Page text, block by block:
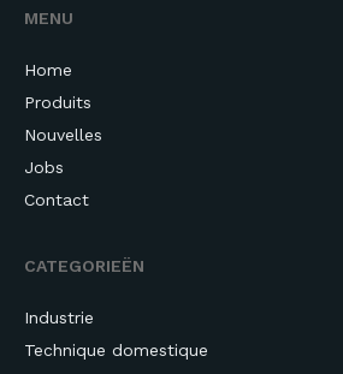
MENU
Home
Produits
Nouvelles
Jobs
Contact
CATEGORIEËN
Industrie
Technique domestique